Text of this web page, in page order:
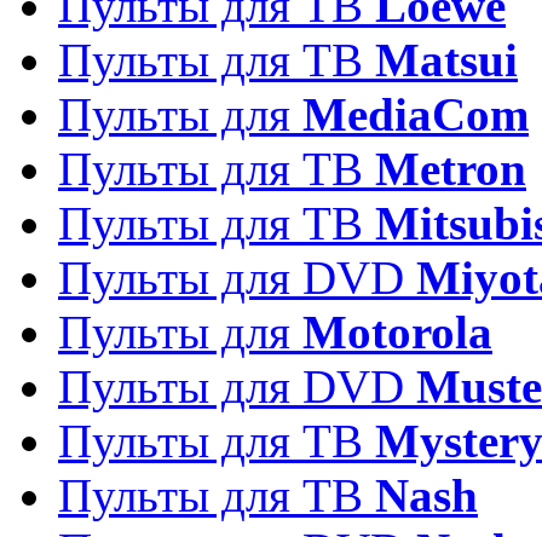
Пульты для ТВ Matsui
Пульты для MediaCom
Пульты для ТВ Metron
Пульты для TB
Пульты для DVD
Пульты для Motorola
Пульты для DVD
Пульты для ТВ Mystery
Пульты для ТВ Nash